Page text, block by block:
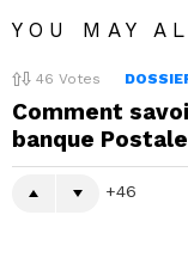
YOU MAY
46 Votes
Comment
banque
46